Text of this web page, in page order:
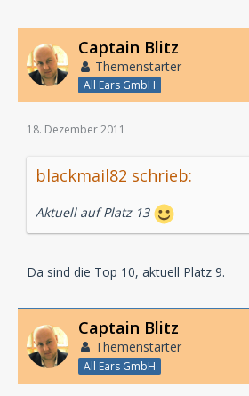
Captain Blitz
Themenstarter
All Ears GmbH
18. Dezember 2011
blackmail82 schrieb:
Aktuell auf Platz 13
Da sind die Top 10, aktuell Platz 9.
Captain Blitz
Themenstarter
All Ears GmbH